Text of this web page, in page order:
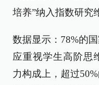
培养”纳入指数研究
数据显示：78%的
应重视学生高阶思
力构成上，超过